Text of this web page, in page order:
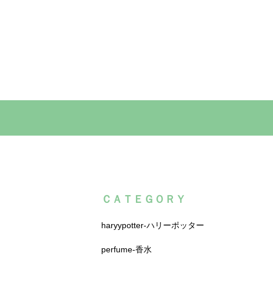
ＣＡＴＥＧＯＲＹ
haryypotter-ハリーポッター
perfume-香水